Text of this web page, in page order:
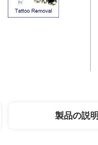
製品の説明